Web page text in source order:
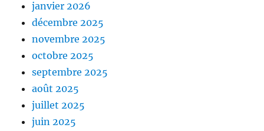
janvier 2026
décembre 2025
novembre 2025
octobre 2025
septembre 2025
août 2025
juillet 2025
juin 2025